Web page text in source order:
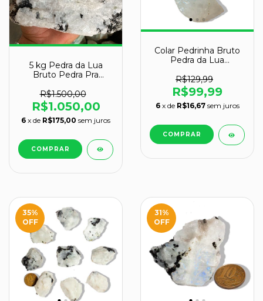
5 kg Pedra da Lua
Bruto Pedra Pra
Atacado
R$1.500,00
R$1.050,00
6 x de R$175,00 sem juros
Colar Pedrinha Bruto
Pedra da Lua
950
R$129,99
R$99,99
6 x de R$16,67 sem juros
COMPRAR
35%
OFF
31%
OFF